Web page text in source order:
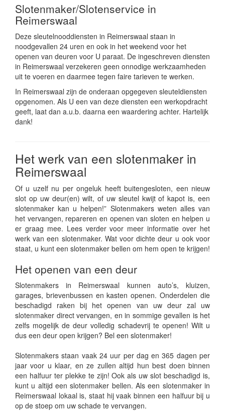
Slotenmaker/Slotenservice in
Reimerswaal
Deze sleutelnooddiensten in Reimerswaal staan in
noodgevallen 24 uren en ook in het weekend voor het
openen van deuren voor U paraat. De ingeschreven diensten
in Reimerswaal verzekeren geen onnodige werkzaamheden
uit te voeren en daarmee tegen faire tarieven te werken.
In Reimerswaal zijn de onderaan opgegeven sleuteldiensten
opgenomen. Als U een van deze diensten een werkopdracht
geeft, laat dan a.u.b. daarna een waardering achter. Hartelijk
dank!
Het werk van een slotenmaker in
Reimerswaal
Of u uzelf nu per ongeluk heeft buitengesloten, een nieuw
slot op uw deur(en) wilt, of uw sleutel kwijt of kapot is, een
slotenmaker kan u helpen!” Slotenmakers weten alles van
het vervangen, repareren en openen van sloten en helpen u
er graag mee. Lees verder voor meer informatie over het
werk van een slotenmaker. Wat voor dichte deur u ook voor
staat, u kunt een slotenmaker bellen om hem open te krijgen!
Het openen van een deur
Slotenmakers in Reimerswaal kunnen auto’s, kluizen,
garages, brievenbussen en kasten openen. Onderdelen die
beschadigd raken bij het openen van uw deur zal uw
slotenmaker direct vervangen, en in sommige gevallen is het
zelfs mogelijk de deur volledig schadevrij te openen! Wilt u
dus een deur open krijgen? Bel een slotenmaker!
Slotenmakers staan vaak 24 uur per dag en 365 dagen per
jaar voor u klaar, en ze zullen altijd hun best doen binnen
een halfuur ter plekke te zijn! Ook als uw slot beschadigd is,
kunt u altijd een slotenmaker bellen. Als een slotenmaker in
Reimerswaal lokaal is, staat hij vaak binnen een halfuur bij u
op de stoep om uw schade te vervangen.